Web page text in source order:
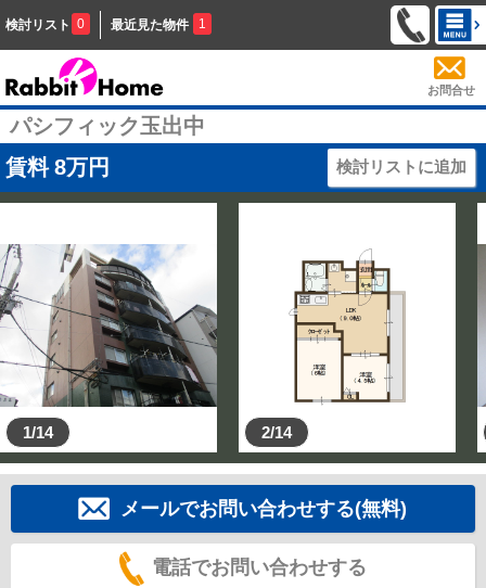
検討リスト 0 最近見た物件 1
お問合せ
パシフィック玉出中
賃料 8万円 検討リストに追加
1/14 2/14
メールでお問い合わせする(無料)
電話でお問い合わせする